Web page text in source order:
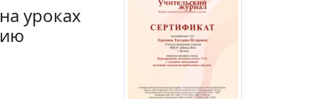
уроках